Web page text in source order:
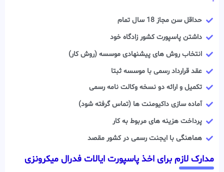
حداقل سن مجاز 18 سال تمام
داشتن پاسپورت کشور زادگاه خود
انتخاب روش های پیشنهادی موسسه (روش کار)
عقد قرارداد رسمی با موسسه ثبتا
تکمیل و ارائه دو نسخه وکالت نامه رسمی
آماده سازی داکیومنت ها (تماس گرفته شود)
پرداخت هزینه های مربوط به کار
هماهنگی با ایجنت رسمی در کشور مقصد
مدارک لازم برای اخذ پاسپورت ایالات فدرال میکرونزی